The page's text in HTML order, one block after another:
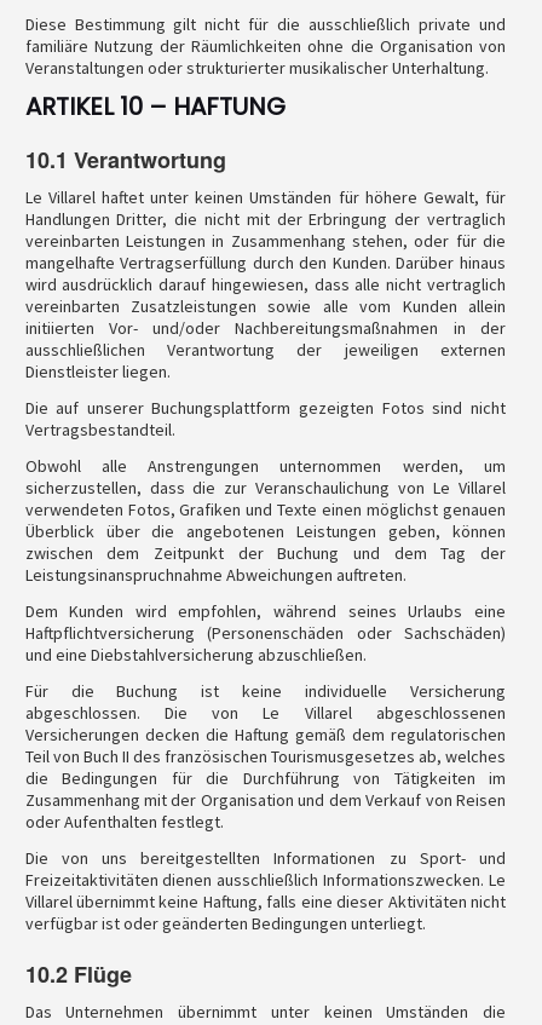
Diese Bestimmung gilt nicht für die ausschließlich private und
familiäre Nutzung der Räumlichkeiten ohne die Organisation von
Veranstaltungen oder strukturierter musikalischer Unterhaltung.
ARTIKEL 10 – HAFTUNG
10.1 Verantwortung
Le Villarel haftet unter keinen Umständen für höhere Gewalt, für
Handlungen Dritter, die nicht mit der Erbringung der vertraglich
vereinbarten Leistungen in Zusammenhang stehen, oder für die
mangelhafte Vertragserfüllung durch den Kunden. Darüber hinaus
wird ausdrücklich darauf hingewiesen, dass alle nicht vertraglich
vereinbarten Zusatzleistungen sowie alle vom Kunden allein
initiierten Vor- und/oder Nachbereitungsmaßnahmen in der
ausschließlichen Verantwortung der jeweiligen externen
Dienstleister liegen.
Die auf unserer Buchungsplattform gezeigten Fotos sind nicht
Vertragsbestandteil.
Obwohl alle Anstrengungen unternommen werden, um
sicherzustellen, dass die zur Veranschaulichung von Le Villarel
verwendeten Fotos, Grafiken und Texte einen möglichst genauen
Überblick über die angebotenen Leistungen geben, können
zwischen dem Zeitpunkt der Buchung und dem Tag der
Leistungsinanspruchnahme Abweichungen auftreten.
Dem Kunden wird empfohlen, während seines Urlaubs eine
Haftpflichtversicherung (Personenschäden oder Sachschäden)
und eine Diebstahlversicherung abzuschließen.
Für die Buchung ist keine individuelle Versicherung
abgeschlossen. Die von Le Villarel abgeschlossenen
Versicherungen decken die Haftung gemäß dem regulatorischen
Teil von Buch II des französischen Tourismusgesetzes ab, welches
die Bedingungen für die Durchführung von Tätigkeiten im
Zusammenhang mit der Organisation und dem Verkauf von Reisen
oder Aufenthalten festlegt.
Die von uns bereitgestellten Informationen zu Sport- und
Freizeitaktivitäten dienen ausschließlich Informationszwecken. Le
Villarel übernimmt keine Haftung, falls eine dieser Aktivitäten nicht
verfügbar ist oder geänderten Bedingungen unterliegt.
10.2 Flüge
Das Unternehmen übernimmt unter keinen Umständen die